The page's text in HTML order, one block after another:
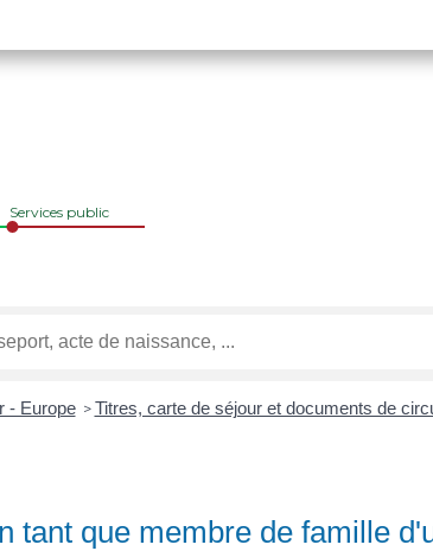
Services public
- Europe > Titres, carte de séjour et documents de
tant que membre de famille